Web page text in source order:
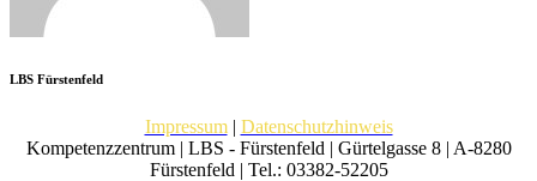
LBS Fürstenfeld
Impressum| Datenschutzhinweis
Kompetenzzentrum | LBS - Fürstenfeld | Gürtelgasse 8 | A-8280
Fürstenfeld | Tel.: 03382-52205